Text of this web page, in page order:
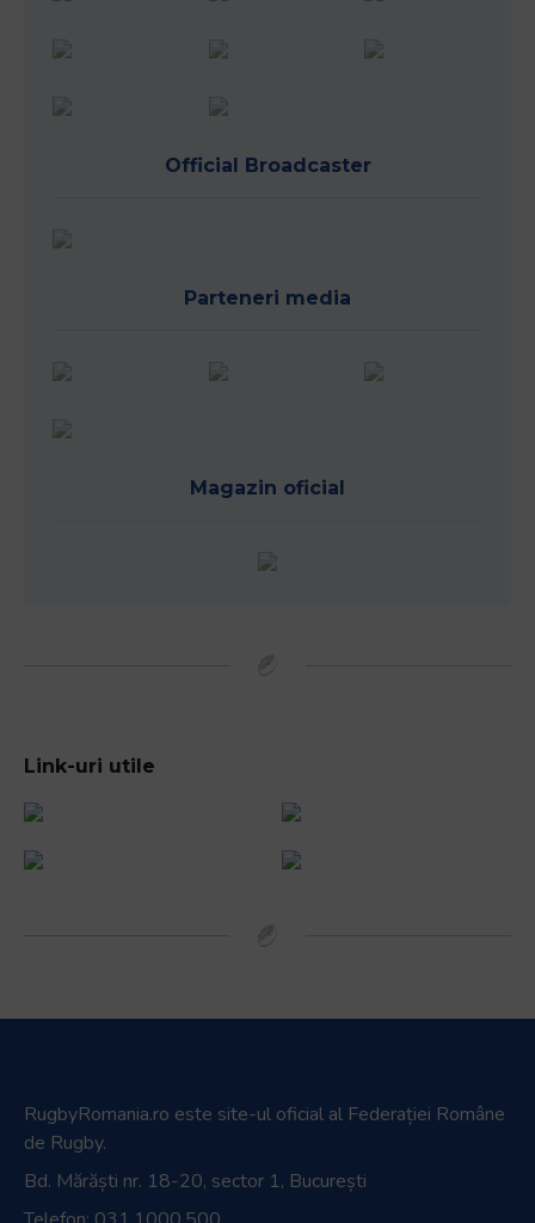
Official Broadcaster
Parteneri media
Magazin oficial
Link-uri utile
RugbyRomania.ro este site-ul oficial al Federației Române
de Rugby.
Bd. Mărăști nr. 18-20, sector 1, București